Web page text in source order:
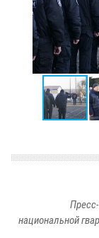
национальной